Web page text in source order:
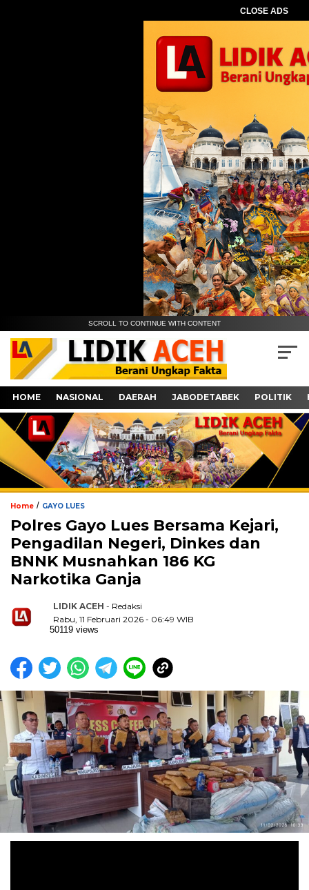
CLOSE ADS
SCROLL TO CONTINUE WITH CONTENT
HOME NASIONAL DAERAH JABODETABEK POLITIK
Home / GAYO LUES
Polres Gayo Lues Bersama Kejari,
Pengadilan Negeri, Dinkes dan
BNNK Musnahkan 186 KG
Narkotika Ganja
LIDIK ACEH - Redaksi
Rabu, 11 Februari 2026 - 06:49 WIB
50119 views